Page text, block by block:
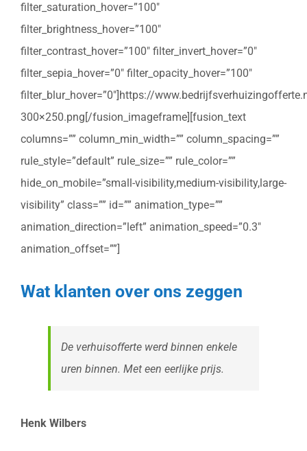
filter_saturation_hover=”100″
filter_brightness_hover=”100″
filter_contrast_hover=”100″ filter_invert_hover=”0″
filter_sepia_hover=”0″ filter_opacity_hover=”100″
filter_blur_hover=”0″]https://
300×250.png[/fusion_imageframe][fusion_text
columns=”” column_min_width=”” column_spacing=””
rule_style=”default” rule_size=”” rule_color=””
hide_on_mobile=”small-visibility,medium-visibility,large-
visibility” class=”” id=”” animation_type=””
animation_direction=”left” animation_speed=”0.3″
animation_offset=””]
Wat klanten over ons zeggen
De verhuisofferte werd binnen enkele
uren binnen. Met een eerlijke prijs.
Henk Wilbers